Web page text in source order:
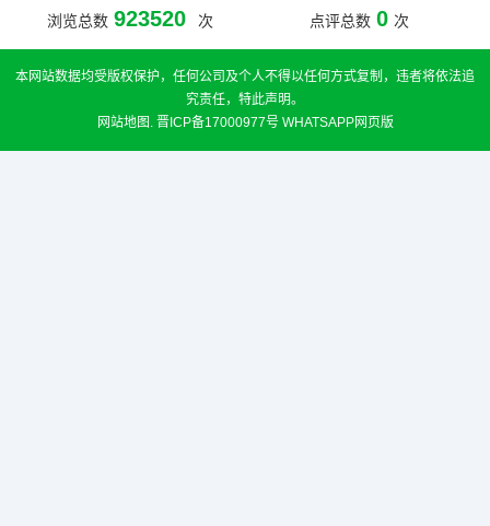
浏览总数 923520 次 点评总数 0 次
本网站数据均受版权保护，任何公司及个人不得以任何方式复制，违者将依法追
究责任，特此声明。
网站地图 晋ICP备17000977号 WHATSAPP网页版